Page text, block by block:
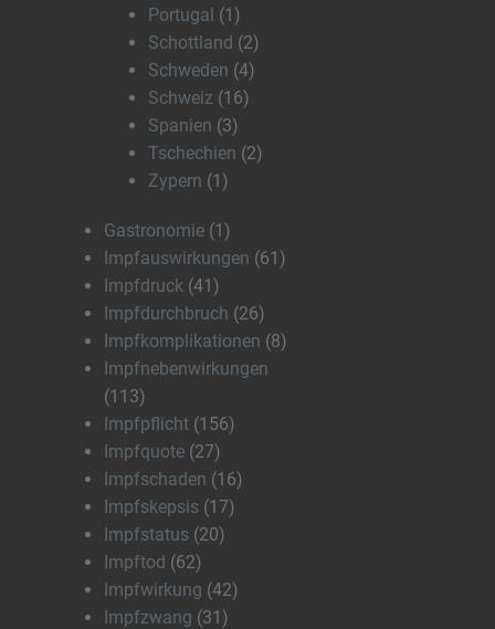
Portugal (1)
Schottland (2)
Schweden (4)
Schweiz (16)
Spanien (3)
Tschechien (2)
Zypern (1)
Gastronomie (1)
Impfauswirkungen (61)
Impfdruck (41)
Impfdurchbruch (26)
Impfkomplikationen (8)
Impfnebenwirkungen
(113)
Impfpflicht (156)
Impfquote (27)
Impfschaden (16)
Impfskepsis (17)
Impfstatus (20)
Impftod (62)
Impfwirkung (42)
Impfzwang (31)